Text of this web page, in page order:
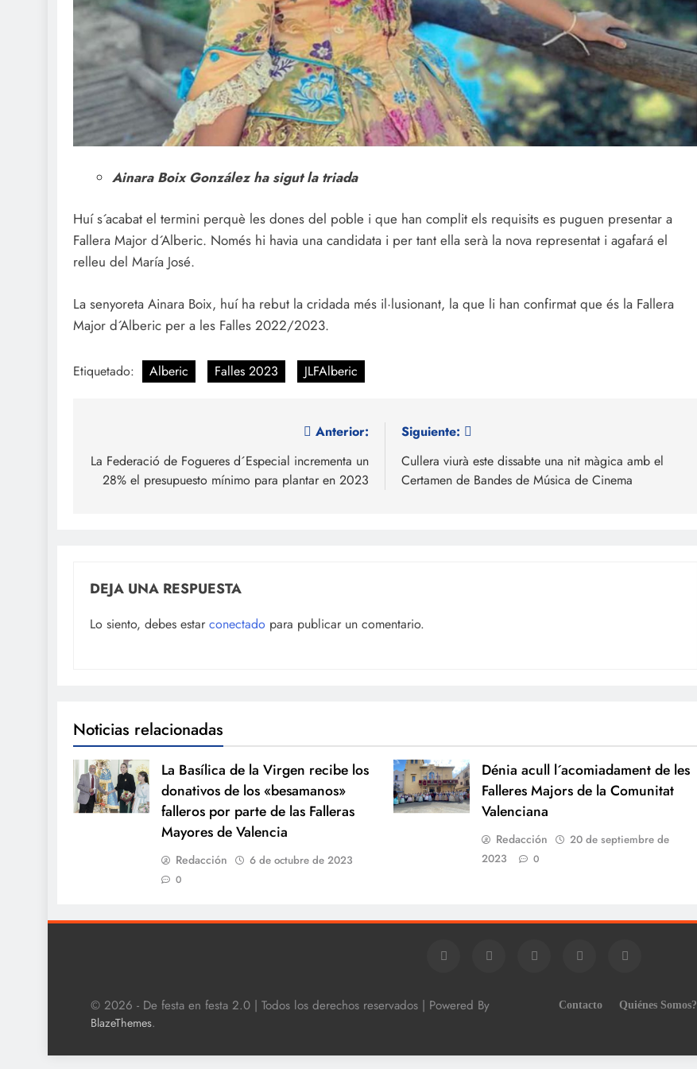
Ainara Boix González ha sigut la triada
Huí s´acabat el termini perquè les dones del poble i que han complit els requisits es puguen presentar a
Fallera Major d´Alberic. Només hi havia una candidata i per tant ella serà la nova representat i agafará el
relleu del María José.
La senyoreta Ainara Boix, huí ha rebut la cridada més il·lusionant, la que li han confirmat que és la Fallera
Major d´Alberic per a les Falles 2022/2023.
Etiquetado: Alberic Falles 2023 JLFAlberic
de
entradas
Anterior:
La Federació de Fogueres d´Especial incrementa un
28% el presupuesto mínimo para plantar en 2023
Siguiente:
Cullera viurà este dissabte una nit màgica amb el
Certamen de Bandes de Música de Cinema
DEJA UNA RESPUESTA
Lo siento, debes estar conectado para publicar un comentario.
Noticias relacionadas
La Basílica de la Virgen recibe los
donativos de los «besamanos»
falleros por parte de las Falleras
Mayores de Valencia
Redacción 6 de octubre de 2023
0
Dénia acull l´acomiadament de les
Falleres Majors de la Comunitat
Valenciana
Redacción
20 de septiembre de
2023
0
© 2026 - De festa en festa 2.0 | Todos los derechos reservados | Powered By
BlazeThemes.
Contacto Quiénes Somos?